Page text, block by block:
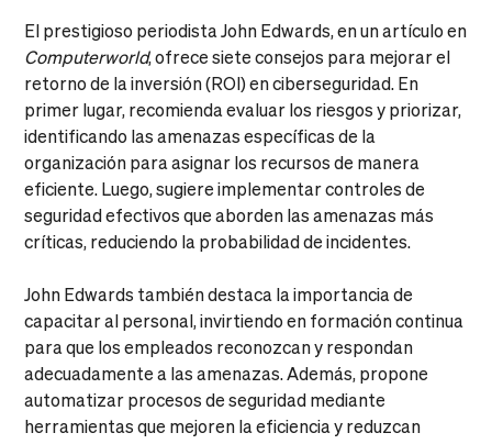
El prestigioso periodista John Edwards, en un artículo en
Computerworld, ofrece siete consejos para mejorar el
retorno de la inversión (ROI) en ciberseguridad. En
primer lugar, recomienda evaluar los riesgos y priorizar,
identificando las amenazas específicas de la
organización para asignar los recursos de manera
eficiente. Luego, sugiere implementar controles de
seguridad efectivos que aborden las amenazas más
críticas, reduciendo la probabilidad de incidentes.
John Edwards también destaca la importancia de
capacitar al personal, invirtiendo en formación continua
para que los empleados reconozcan y respondan
adecuadamente a las amenazas. Además, propone
automatizar procesos de seguridad mediante
herramientas que mejoren la eficiencia y reduzcan